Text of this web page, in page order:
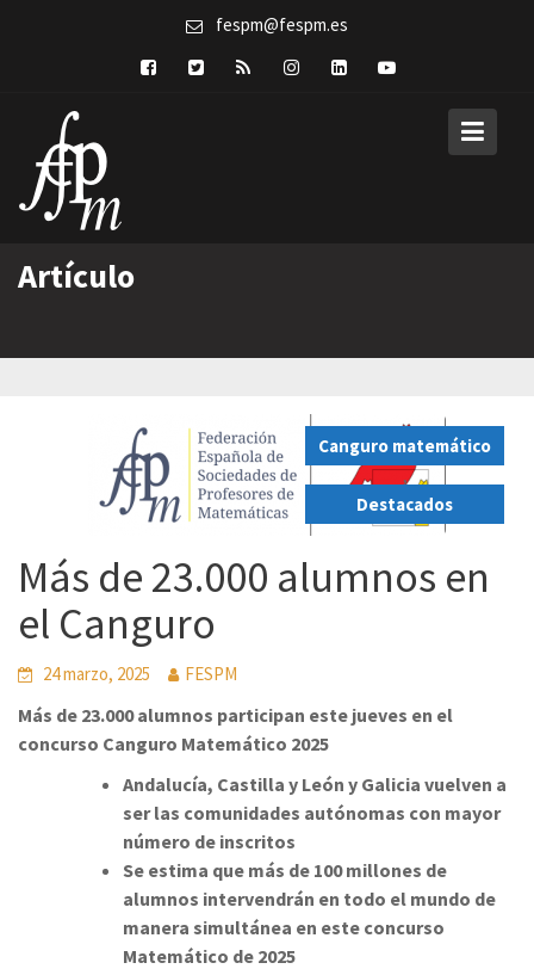
fespm@fespm.es
Artículo
Canguro matemático
,
Destacados
Más de 23.000 alumnos en
el Canguro
24 marzo, 2025 FESPM
Más de 23.000 alumnos participan este jueves en el
concurso Canguro Matemático 2025
Andalucía, Castilla y León y Galicia vuelven a
ser las comunidades autónomas con mayor
número de inscritos
Se estima que más de 100 millones de
alumnos intervendrán en todo el mundo de
manera simultánea en este concurso
Matemático de 2025